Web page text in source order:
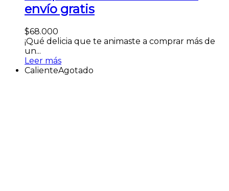
envío gratis
$68.000
¡Qué delicia que te animaste a comprar más de
un...
Leer más
CalienteAgotado